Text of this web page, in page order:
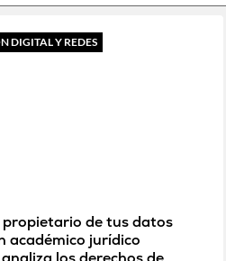
DIGITAL Y REDES
propietario de tus datos
académico jurídico